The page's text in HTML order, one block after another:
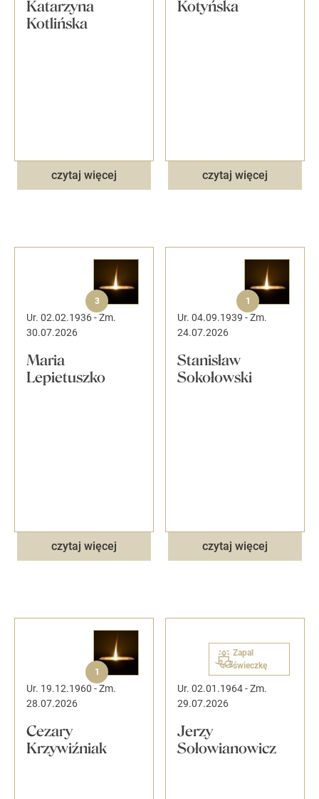
Katarzyna
Kotlińska
czytaj więcej
Kotyńska
czytaj więcej
3
Ur. 02.02.1936-Zm.
30.07.2026
Maria
Lepietuszko
czytaj więcej
1
Ur. 04.09.1939 -Zm.
24.07.2026
Stanisław
Sokołowski
czytaj więcej
1
Ur. 19.12.1960 -Zm.
28.07.2026
Cezary
Krzywiźniak
Zapal
świeczkę
Ur. 02.01.1964-Zm.
29.07.2026
Jerzy
Sołowianowicz